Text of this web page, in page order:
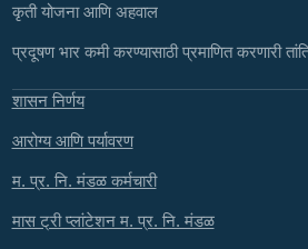
कृती योजना आणि अहवाल
प्रदूषण भार कमी करण्यासाठी प्रमाणित करणारी
शासन निर्णय
आरोग्य आणि पर्यावरण
म. प्र. नि. मंडळ कर्मचारी
मास ट्री प्लांटेशन म. प्र. नि. मंडळ